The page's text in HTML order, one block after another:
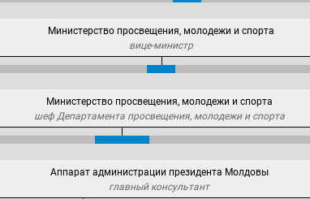
Министерство просвещения, молодежи и спорта
вице-министр
Министерство просвещения, молодежи и спорта
шеф Департамента просвещения, молодежи и спорта
Аппарат администрации президента Молдовы
главный консультант